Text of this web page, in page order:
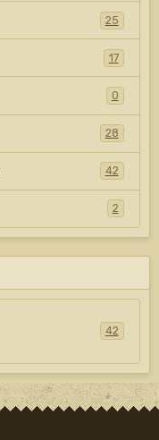
25
17
0
28
42
2
42